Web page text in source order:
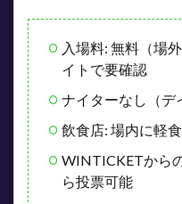
入場料: 無料（場
イトで要確認
ナイターなし（デ
飲食店: 場内に軽
WINTICKETから
ら投票可能